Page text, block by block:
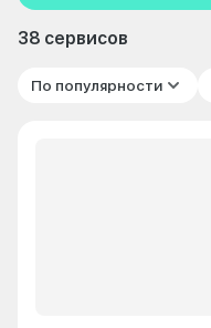
38 сервисов
По популярности